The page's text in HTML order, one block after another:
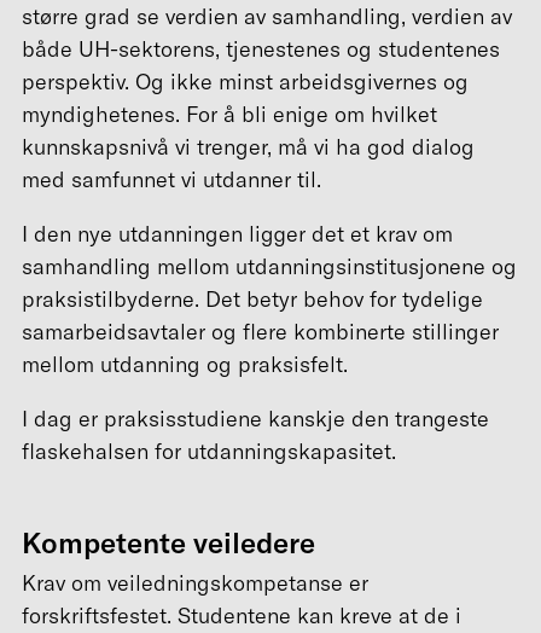
større grad se verdien av samhandling, verdien av
både UH-sektorens, tjenestenes og studentenes
perspektiv. Og ikke minst arbeidsgivernes og
myndighetenes. For å bli enige om hvilket
kunnskapsnivå vi trenger, må vi ha god dialog
med samfunnet vi utdanner til.
I den nye utdanningen ligger det et krav om
samhandling mellom utdanningsinstitusjonene og
praksistilbyderne. Det betyr behov for tydelige
samarbeidsavtaler og flere kombinerte stillinger
mellom utdanning og praksisfelt.
I dag er praksisstudiene kanskje den trangeste
flaskehalsen for utdanningskapasitet.
Kompetente veiledere
Krav om veiledningskompetanse er
forskriftsfestet. Studentene kan kreve at de i